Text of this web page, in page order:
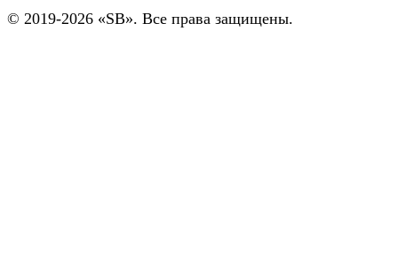
© 2019-2026 «SB». Все права защищены.